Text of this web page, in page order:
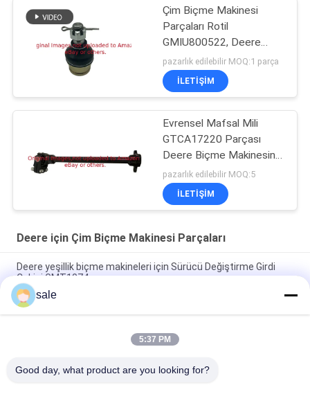
Çim Biçme Makinesi
Parçaları Rotil
GMIU800522, Deere
ProGator Yardımcı
Aracına Uyar
pazarlık edilebilir MOQ:1 parça
İLETIŞIM
Evrensel Mafsal Mili
GTCA17220 Parçası
Deere Biçme Makinesine
Uyar
pazarlık edilebilir MOQ:5
İLETIŞIM
Deere için Çim Biçme Makinesi Parçaları
Deere yeşillik biçme makineleri için Sürücü Değiştirme Girdi
Çekici GMT1074
Clutch Pro Gator 2030 2020 Clutch Dis Baskı Plakası
GM809222 GM809221 Deere'e Uyar
Çim Biçme Makinesi Parçaları Marş Motoru GAM878176 Deere
sale
5:37 PM
Good day, what product are you looking for?